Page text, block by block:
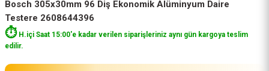
Bosch 305x30mm 96 Diş Ekonomik Alüminyum Daire
Testere 2608644396
⏱️H.içi Saat 15:00'e kadar verilen siparişleriniz aynı gün kargoya teslim
edilir.